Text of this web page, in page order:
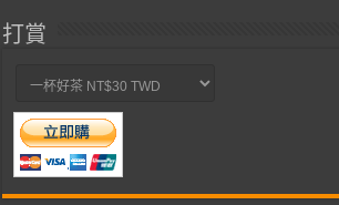
打賞